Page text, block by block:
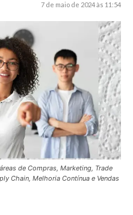
7 de maio de 2024 às 11:54
de Compras, Marketing, Trade
Chain, Melhoria Contínua e Vendas